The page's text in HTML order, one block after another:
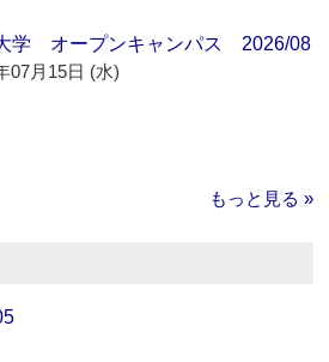
学 オープンキャンパス 2026/08
07月15日 (水)
もっと見る »